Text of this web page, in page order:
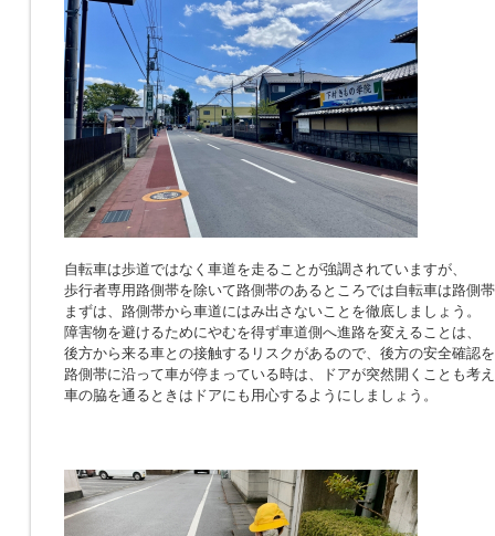
自転車は歩道ではなく車道を走ることが強調されていますが、
歩行者専用路側帯を除いて路側帯のあるところでは自転車は路側
まずは、路側帯から車道にはみ出さないことを徹底しましょう。
障害物を避けるためにやむを得ず車道側へ進路を変えることは、
後方から来る車との接触するリスクがあるので、後方の安全確認
路側帯に沿って車が停まっている時は、ドアが突然開くことも考
車の脇を通るときはドアにも用心するようにしましょう。